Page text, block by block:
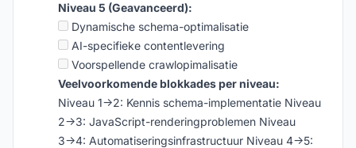
Niveau 5 (Geavanceerd):
Dynamische schema-optimalisatie
AI-specifieke contentlevering
Voorspellende crawlopimalisatie
Veelvoorkomende blokkades per niveau:
Niveau 1→2: Kennis schema-implementatie Niveau
2→3: JavaScript-renderingproblemen Niveau
3→4: Automatiseringsinfrastructuur Niveau 4→5: